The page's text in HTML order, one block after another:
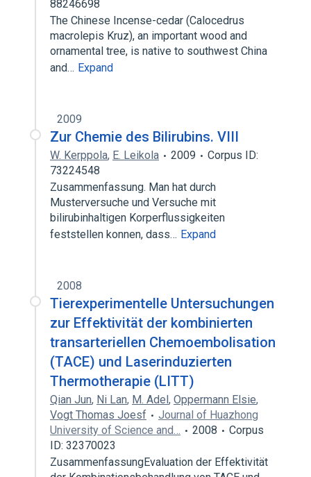
88246698
The Chinese Incense-cedar (Calocedrus
macrolepis Kruz), an important wood and
ornamental tree, is native to southwest China
and… Expand
2009
Zur Chemie des Bilirubins. VIII
W. Kerppola, E. Leikola 2009
Corpus ID:
73224548
Zusammenfassung. Man hat durch
Musterversuche und Versuche mit
bilirubinhaltigen Korperflussigkeiten
feststellen konnen, dass… Expand
2008
Tierexperimentelle Untersuchungen
zur Effektivität der kombinierten
transarteriellen Chemoembolisation
(TACE) und Laserinduzierten
Thermotherapie (LITT)
Qian Jun, Ni Lan, M. Adel, Oppermann Elsie,
Vogt Thomas Joesf
Journal of Huazhong
University of Science and…
2008
Corpus
ID: 32370023
ZusammenfassungEvaluation der Effektivität